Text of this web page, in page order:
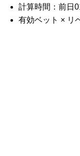
計算時間：前日
有効ベット × リ